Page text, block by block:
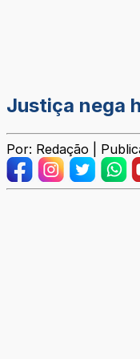
Justiça nega
Por: Redação |